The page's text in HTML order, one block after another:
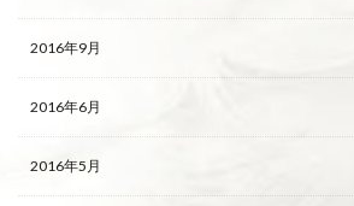
2016年9月
2016年6月
2016年5月